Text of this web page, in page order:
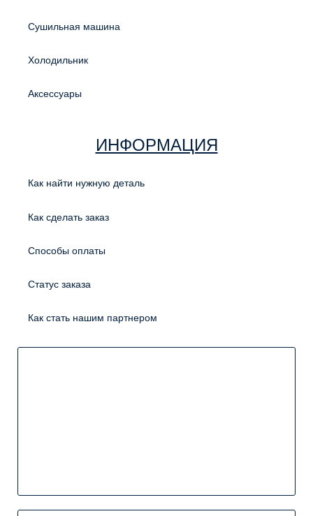
Сушильная машина
Холодильник
Аксессуары
ИНФОРМАЦИЯ
Как найти нужную деталь
Как сделать заказ
Способы оплаты
Статус заказа
Как стать нашим партнером